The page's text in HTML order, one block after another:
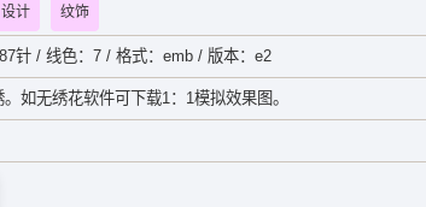
设计 纹饰
针 / 线色：7 / 格式：emb / 版本：e2
如无绣花软件可下载1：1模拟效果图。